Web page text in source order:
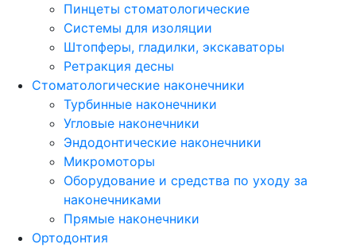
Пинцеты стоматологические
Системы для изоляции
Штопферы, гладилки, экскаваторы
Ретракция десны
Стоматологические наконечники
Турбинные наконечники
Угловые наконечники
Эндодонтические наконечники
Микромоторы
Оборудование и средства по уходу за
наконечниками
Прямые наконечники
Ортодонтия